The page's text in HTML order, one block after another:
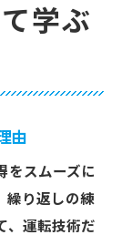
学ぶ
由
をスムーズに
繰り返しの練
、運転技術だ